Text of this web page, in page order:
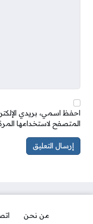
احفظ اسمي، بريدي
المتصفح لاستخدامها
من نحن